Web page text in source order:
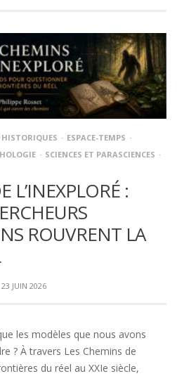
ESPACE-TEMPS
SCIENCES ET PARASCIENCES
L’INEXPLORÉ :
ROUVRENT LA
23 JUIN 2026
les modèles que nous avons
? À travers Les Chemins de
du réel au XXIe siècle,